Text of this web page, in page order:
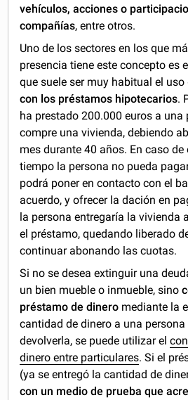
vehículos, acciones o
compañías, entre otros.
Uno de los sectores en los que
presencia tiene este concepto es
que suele ser muy habitual el
con los préstamos hipotecarios.
ha prestado 200.000 euros a una
compre una vivienda, debiendo
mes durante 40 años. En caso
tiempo la persona no pueda
podrá poner en contacto con el
acuerdo, y ofrecer la dación en
la persona entregaría la vivienda
el préstamo, quedando liberado
continuar abonando las cuotas.
Si no se desea extinguir una
un bien mueble o inmueble, sino
préstamo de dinero mediante la
cantidad de dinero a una
devolverla, se puede utilizar el
dinero entre particulares. Si el
(ya se entregó la cantidad de
con un medio de prueba que